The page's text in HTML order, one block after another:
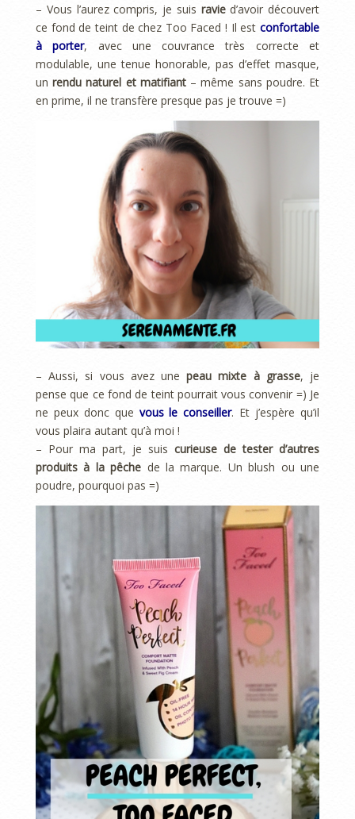
– Vous l’aurez compris, je suis ravied’avoir découvert
ce fond de teint de chez Too Faced ! Il est confortable
à porter, avec une couvrance très correcte et
modulable, une tenue honorable, pas d’effet masque,
unrendu naturel et matifiant– même sans poudre. Et
en prime, il ne transfère presque pas je trouve =)
– Aussi, si vous avez unepeau mixte à grasse, je
pense que ce fond de teint pourrait vous convenir =) Je
ne peux donc que vous le conseiller. Et j’espère qu’il
vous plaira autant qu’à moi !
– Pour ma part, je suis curieuse de tester d’autres
produits à la pêche de la marque. Un blush ou une
poudre, pourquoi pas =)